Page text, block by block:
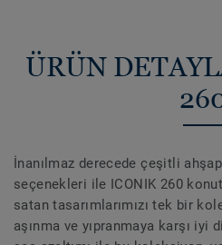
ÜRÜN
İnanılmaz derecede çeşitli
seçenekleri ile ICONIK 260
satan tasarımlarımızı tek bir
aşınma ve yıpranmaya karşı iyi